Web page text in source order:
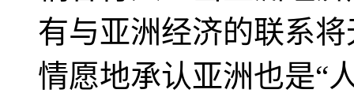
有与亚洲经济的联系
情愿地承认亚洲也是“